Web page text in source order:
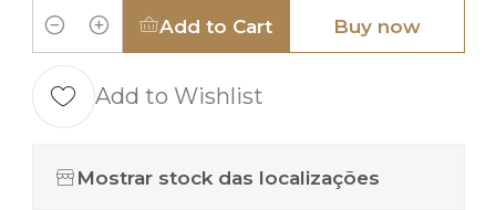
Quantity
Add to Cart Buy now
Add to Wishlist
Mostrar stock das localizações